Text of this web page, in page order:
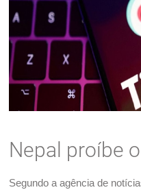
Nepal proíbe
Segundo a agência de